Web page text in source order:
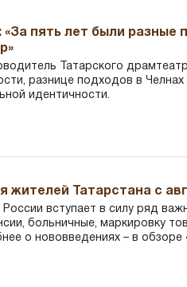
«За пять лет были разные
Татарского
разнице подходов в Челнах
идентичности.
жителей Татарстана с
России вступает в силу ряд
больничные, маркировку
о нововведениях – в обзоре